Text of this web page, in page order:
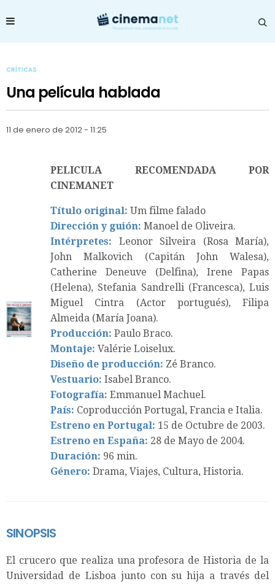
CRÍTICAS
Una película hablada
11 de enero de 2012 - 11:25
PELICULA RECOMENDADA POR
CINEMANET
Título original: Um filme falado
Dirección y guión: Manoel de Oliveira.
Intérpretes: Leonor Silveira (Rosa María),
John Malkovich (Capitán John Walesa),
Catherine Deneuve (Delfina), Irene Papas
(Helena), Stefania Sandrelli (Francesca), Luis
Miguel Cintra (Actor portugués), Filipa
Almeida (María Joana).
Producción: Paulo Braco.
Montaje: Valérie Loiselux.
Diseño de producción: Zé Branco.
Vestuario: Isabel Branco.
Fotografía: Emmanuel Machuel.
País: Coproducción Portugal, Francia e Italia.
Estreno en Portugal: 15 de Octubre de 2003.
Estreno en España: 28 de Mayo de 2004.
Duración: 96 min.
Género: Drama, Viajes, Cultura, Historia.
SINOPSIS
El crucero que realiza una profesora de Historia de la
Universidad de Lisboa junto con su hija a través del